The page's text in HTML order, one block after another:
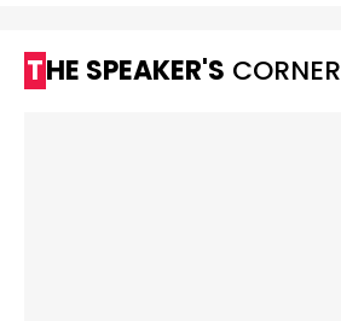
THE SPEAKER'S CORNER